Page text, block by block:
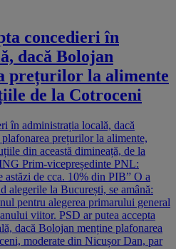
concedieri în
dacă Bolojan
prețurilor la alimente
de la Cotroceni
în administrația locală, dacă
prețurilor la alimente,
din această dimineață, de la
Prim-vicepreședinte PNL:
de cca. 10% din PIB” O a
alegerile la București, se amână:
pentru alegerea primarului general
viitor. PSD ar putea accepta
dacă Bolojan menține plafonarea
moderate din Nicușor Dan, par